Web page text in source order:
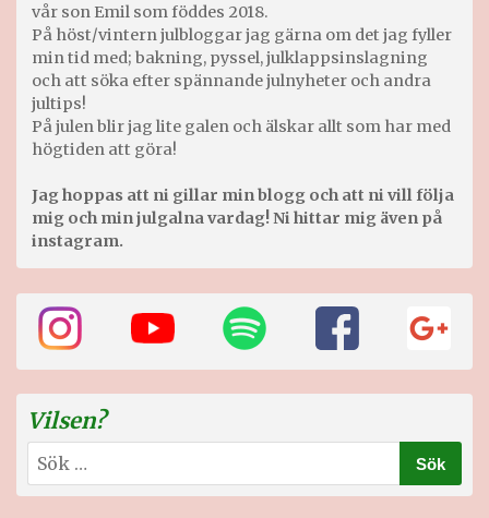
vår son Emil som föddes 2018.
På höst/vintern julbloggar jag gärna om det jag fyller
min tid med; bakning, pyssel, julklappsinslagning
och att söka efter spännande julnyheter och andra
jultips!
På julen blir jag lite galen och älskar allt som har med
högtiden att göra!
Jag hoppas att ni gillar min blogg och att ni vill följa
mig och min julgalna vardag! Ni hittar mig även på
instagram.
Vilsen?
Sök
efter: